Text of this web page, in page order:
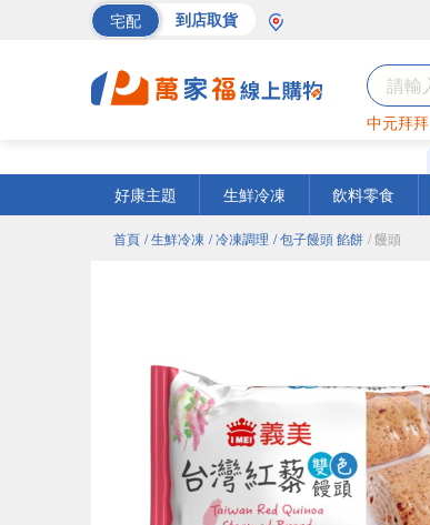
宅配 到店取貨
中元拜拜
好康主題
生鮮冷凍 飲料零食
首頁 / 生鮮冷凍 / 冷凍調理 / 包子饅頭 餡餅 / 饅頭